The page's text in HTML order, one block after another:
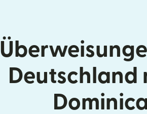
Deutschland